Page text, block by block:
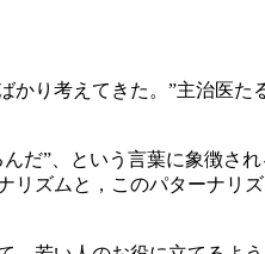
り考えてきた。”主治医た
だ”、という言葉に象徴さ
ズムと，このパターナリ